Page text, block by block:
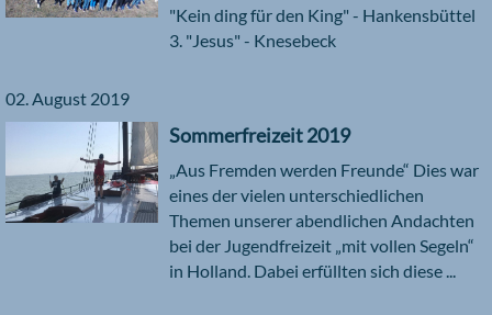
"Kein ding für den King" - Hankensbüttel
3. "Jesus" - Knesebeck
02. August 2019
Sommerfreizeit 2019
„Aus Fremden werden Freunde“ Dies war
eines der vielen unterschiedlichen
Themen unserer abendlichen Andachten
bei der Jugendfreizeit „mit vollen Segeln“
in Holland. Dabei erfüllten sich diese ...